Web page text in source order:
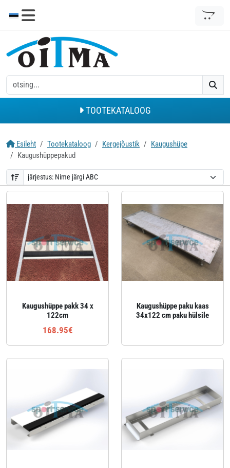
TOOTEKATALOOG
Esileht Tootekataloog Kergejõustik
Kaugushüpe
Kaugushüppepakud
Kaugushüppe pakk 34 x
122cm
168.95€
Kaugushüppe paku kaas
34x122 cm paku hülsile